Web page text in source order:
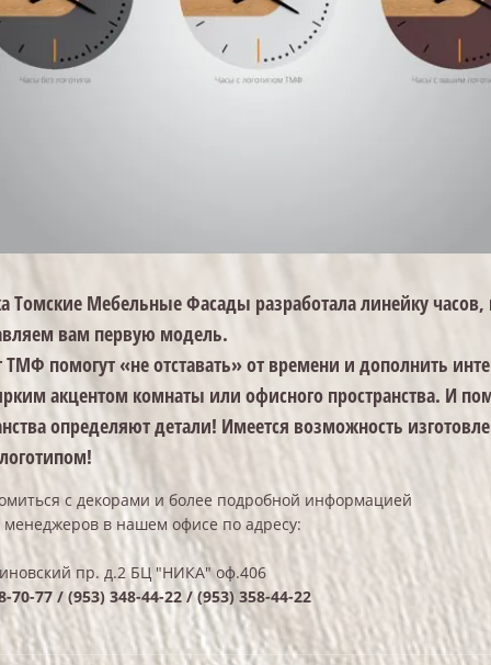
Томские Мебельные Фасады разработала линейку
вам первую модель.
ТМФ помогут «не отставать» от времени и дополнить
акцентом комнаты или офисного пространства. И
определяют детали! Имеется возможность
с декорами и более подробной информацией
в нашем офисе по адресу:
пр. д.2 БЦ "НИКА" оф.406
70-77 / (953) 348-44-22 / (953) 358-44-22